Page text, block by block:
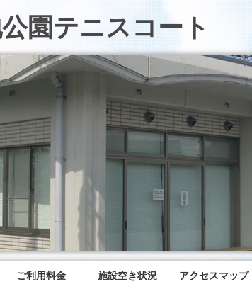
園テニスコート
ご利用料金 施設空き状況 アクセスマップ